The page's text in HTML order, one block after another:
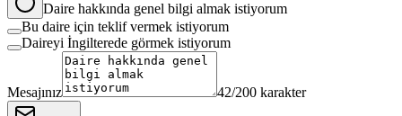
Daire hakkında genel bilgi almak istiyorum
Bu daire için teklif vermek istiyorum
Daireyi İngilterede görmek istiyorum
Mesajınız 42/200 karakter